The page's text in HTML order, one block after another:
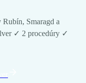
Smaragd a
✓ 2 procedúry ✓